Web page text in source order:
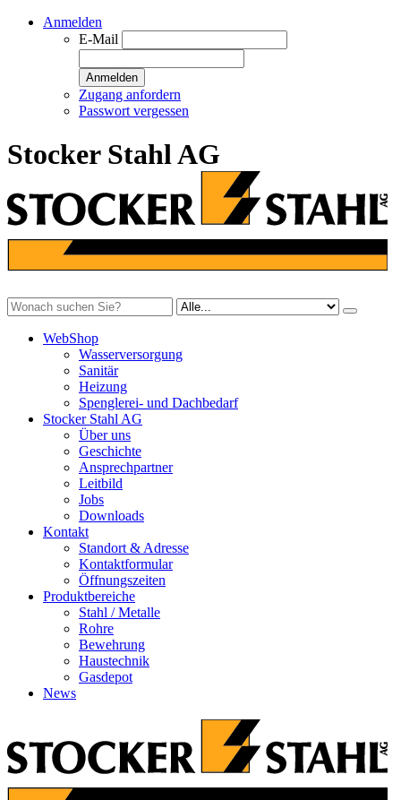
Anmelden
E-Mail
Anmelden
Zugang anfordern
Passwort vergessen
Stocker Stahl AG
WebShop
Wasserversorgung
Sanitär
Heizung
Spenglerei- und Dachbedarf
Stocker Stahl AG
Über uns
Geschichte
Ansprechpartner
Leitbild
Jobs
Downloads
Kontakt
Standort & Adresse
Kontaktformular
Öffnungszeiten
Produktbereiche
Stahl / Metalle
Rohre
Bewehrung
Haustechnik
Gasdepot
News